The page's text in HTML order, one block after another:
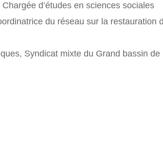
d’études en sciences sociales
du réseau sur la restauration
Syndicat mixte du Grand bassin de